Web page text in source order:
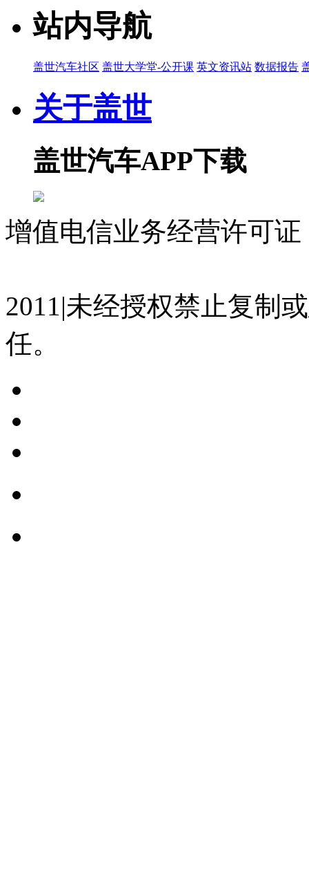
站内导航
盖世汽车社区 盖世大学堂-公开课 英文资讯站 数据报告
关于盖世
盖世汽车APP下载
增值电信业务经营许可
2011|未经授权禁止复制
任。